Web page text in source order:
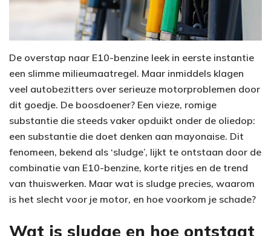
De overstap naar E10-benzine leek in eerste instantie
een slimme milieumaatregel. Maar inmiddels klagen
veel autobezitters over serieuze motorproblemen door
dit goedje. De boosdoener? Een vieze, romige
substantie die steeds vaker opduikt onder de oliedop:
een substantie die doet denken aan mayonaise. Dit
fenomeen, bekend als ‘sludge’, lijkt te ontstaan door de
combinatie van E10-benzine, korte ritjes en de trend
van thuiswerken. Maar wat is sludge precies, waarom
is het slecht voor je motor, en hoe voorkom je schade?
Wat is sludge en hoe ontstaat